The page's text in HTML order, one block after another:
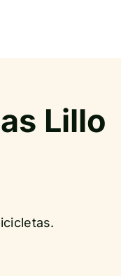
Lillo